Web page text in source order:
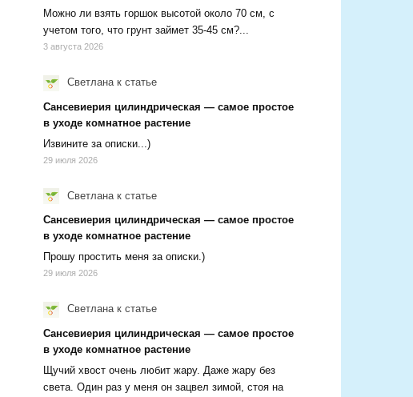
Можно ли взять горшок высотой около 70 см, с
учетом того, что грунт займет 35-45 см?...
3 августа 2026
Светланак статье
Сансевиерия цилиндрическая — самое простое
в уходе комнатное растение
Извините за описки...)
29 июля 2026
Светлана к статье
Сансевиерия цилиндрическая — самое простое
в уходе комнатное растение
Прошу простить меня за описки.)
29 июля 2026
Светланак статье
Сансевиерия цилиндрическая — самое простое
в уходе комнатное растение
Щучий хвост очень любит жару. Даже жару без
света. Один раз у меня он зацвел зимой, стоя на